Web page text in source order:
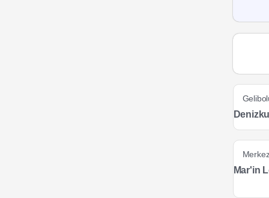
Mar'in